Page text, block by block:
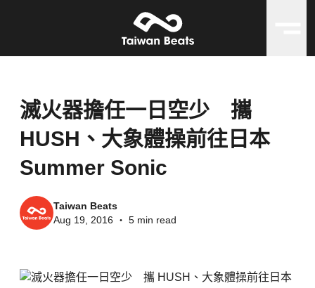
滅火器擔任一日空少 攜
HUSH、大象體操前往日本
Summer Sonic
Taiwan Beats
Aug 19, 2016 ・ 5 min read